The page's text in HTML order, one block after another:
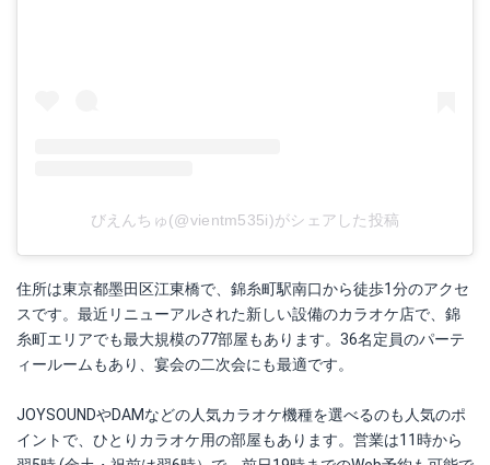
びえんちゅ(@vientm535i)がシェアした投稿
住所は東京都墨田区江東橋で、錦糸町駅南口から徒歩1分のアクセ
スです。最近リニューアルされた新しい設備のカラオケ店で、錦
糸町エリアでも最大規模の77部屋もあります。36名定員のパーテ
ィールームもあり、宴会の二次会にも最適です。
JOYSOUNDやDAMなどの人気カラオケ機種を選べるのも人気のポ
イントで、ひとりカラオケ用の部屋もあります。営業は11時から